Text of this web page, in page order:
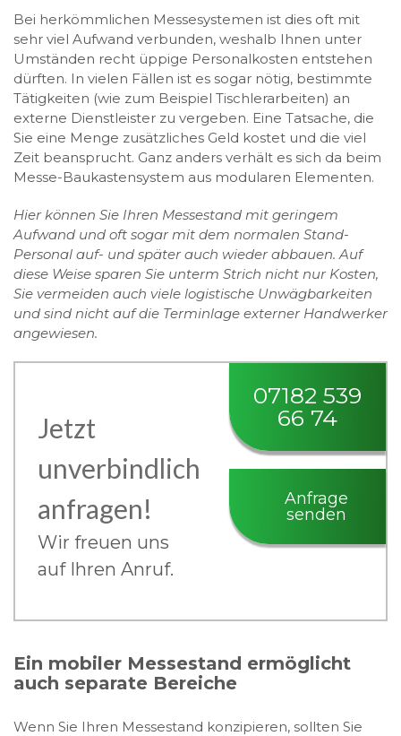
Bei herkömmlichen Messesystemen ist dies oft mit
sehr viel Aufwand verbunden, weshalb Ihnen unter
Umständen recht üppige Personalkosten entstehen
dürften. In vielen Fällen ist es sogar nötig, bestimmte
Tätigkeiten (wie zum Beispiel Tischlerarbeiten) an
externe Dienstleister zu vergeben. Eine Tatsache, die
Sie eine Menge zusätzliches Geld kostet und die viel
Zeit beansprucht. Ganz anders verhält es sich da beim
Messe-Baukastensystem aus modularen Elementen.
Hier können Sie Ihren Messestand mit geringem
Aufwand und oft sogar mit dem normalen Stand-
Personal auf- und später auch wieder abbauen. Auf
diese Weise sparen Sie unterm Strich nicht nur Kosten,
Sie vermeiden auch viele logistische Unwägbarkeiten
und sind nicht auf die Terminlage externer Handwerker
angewiesen.
Jetzt
unverbindlich
anfragen!
Wir freuen uns
auf Ihren Anruf.
07182 539
66 74
Anfrage
senden
Ein mobiler Messestand ermöglicht
auch separate Bereiche
Wenn Sie Ihren Messestand konzipieren, sollten Sie